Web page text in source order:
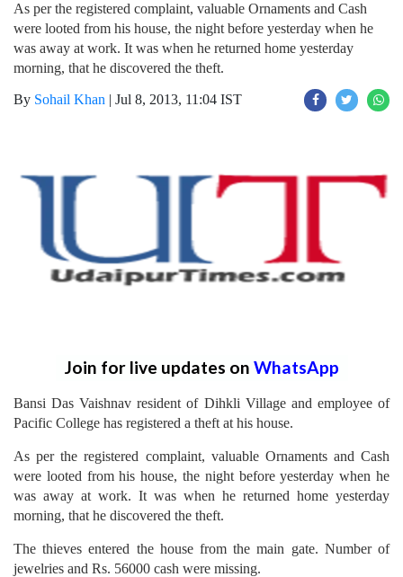
As per the registered complaint, valuable Ornaments and Cash
were looted from his house, the night before yesterday when he
was away at work. It was when he returned home yesterday
morning, that he discovered the theft.
By Sohail Khan | Jul 8, 2013, 11:04 IST
Join for live updates on WhatsApp
Bansi Das Vaishnav resident of Dihkli Village and employee of
Pacific College has registered a theft at his house.
As per the registered complaint, valuable Ornaments and Cash
were looted from his house, the night before yesterday when he
was away at work. It was when he returned home yesterday
morning, that he discovered the theft.
The thieves entered the house from the main gate. Number of
jewelries and Rs. 56000 cash were missing.